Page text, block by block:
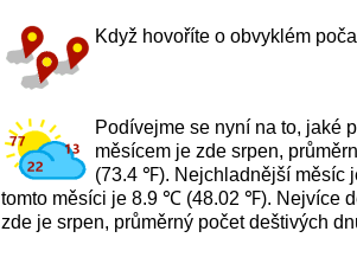
Když hovoříte o obvyklém
Podívejme se nyní na to, jaké
měsícem je zde srpen,
(73.4 ℉). Nejchladnější měsíc
tomto měsíci je 8.9 ℃ (48.02 ℉). Nejvíce
zde je srpen, průměrný počet deštivých